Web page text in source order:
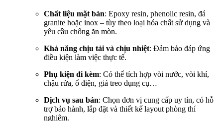
Chất liệu mặt bàn: Epoxy resin, phenolic resin, đá
granite hoặc inox – tùy theo loại hóa chất sử dụng và
yêu cầu chống ăn mòn.
Khả năng chịu tải và chịu nhiệt: Đảm bảo đáp ứng
điều kiện làm việc thực tế.
Phụ kiện đi kèm: Có thể tích hợp vòi nước, vòi khí,
chậu rửa, ổ điện, giá treo dụng cụ…
Dịch vụ sau bán: Chọn đơn vị cung cấp uy tín, có hỗ
trợ bảo hành, lắp đặt và thiết kế layout phòng thí
nghiệm.